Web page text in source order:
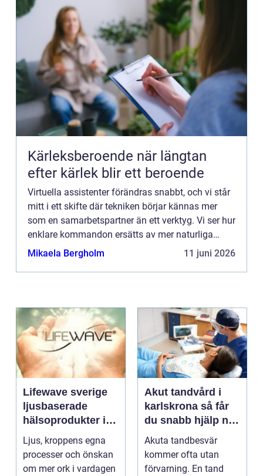
Kärleksberoende när längtan
efter kärlek blir ett beroende
Virtuella assistenter förändras snabbt, och vi står
mitt i ett skifte där tekniken börjar kännas mer
som en samarbetspartner än ett verktyg. Vi ser hur
enklare kommandon ersätts av mer naturliga
samtal, och hu...
Mikaela Bergholm 11 juni 2026
Lifewave sverige
ljusbaserade
hälsoprodukter i
fokus
Ljus, kroppens egna
processer och önskan
om mer ork i vardagen
Akut tandvård i
karlskrona så får
du snabb hjälp när
tanden krisar
Akuta tandbesvär
kommer ofta utan
förvarning. En tand